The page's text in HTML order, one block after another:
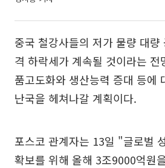
중국 철강사들의 저가 물량 대
격 하락세가 계속될 것이라는 전
품고도화와 생산능력 증대 등에
난국을 헤쳐나갈 계획이다.
포스코 관계자는 13일 "글로벌
확보를 위해 올해 3조9000억원